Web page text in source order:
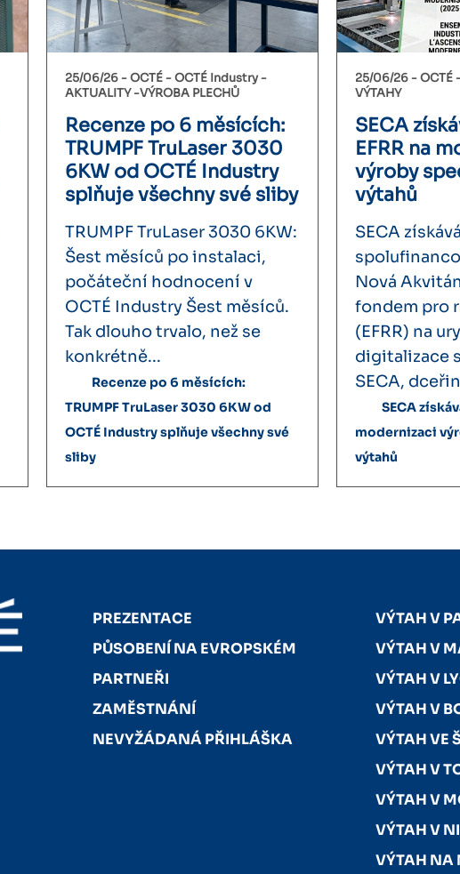
25/06/26 -OCTÉ
OCTÉ Industry
AKTUALITY VÝROBA PLECHŮ
Recenze po 6 měsících:
TRUMPF TruLaser 3030
6KW od OCTÉ Industry
splňuje všechny své sliby
TRUMPF TruLaser 3030 6KW:
Šest měsíců po instalaci,
počáteční hodnocení v
OCTÉ Industry Šest měsíců.
Tak dlouho trvalo, než se
konkrétně...
Recenze po 6 měsících:
TRUMPF TruLaser 3030 6KW od
OCTÉ Industry splňuje všechny své
sliby
25/06/26 -OCTÉ
VÝTAHY
SECA
EFRR na
výroby
výtahů
SECA
Nová
fondem pro
(EFRR) na
digitalizace
SECA,
SECA
modernizaci
výtahů
PREZENTACE
PŮSOBENÍ NA EVROPSKÉM
PARTNEŘI
ZAMĚSTNÁNÍ
NEVYŽÁDANÁ PŘIHLÁŠKA
VÝTAH V
VÝTAH V
VÝTAH V
VÝTAH V
VÝTAH VE
VÝTAH V
VÝTAH V
VÝTAH V
VÝTAH NA